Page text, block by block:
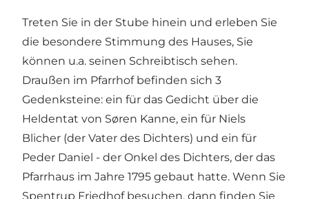
Treten Sie in der Stube hinein und erleben Sie
die besondere Stimmung des Hauses, Sie
können u.a. seinen Schreibtisch sehen.
Draußen im Pfarrhof befinden sich 3
Gedenksteine: ein für das Gedicht über die
Heldentat von Søren Kanne, ein für Niels
Blicher (der Vater des Dichters) und ein für
Peder Daniel - der Onkel des Dichters, der das
Pfarrhaus im Jahre 1795 gebaut hatte. Wenn Sie
Spentrup Friedhof besuchen, dann finden Sie